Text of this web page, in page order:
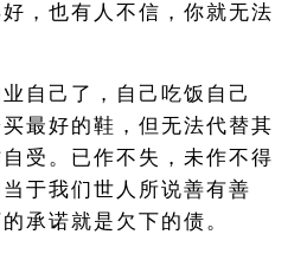
，也有人不信，你就无法
自己了，自己吃饭自己
最好的鞋，但无法代替其
受。已作不失，未作不得
于我们世人所说善有善
承诺就是欠下的债。